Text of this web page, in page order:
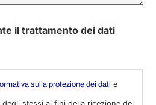
il trattamento dei dati
sulla protezione dei dati e